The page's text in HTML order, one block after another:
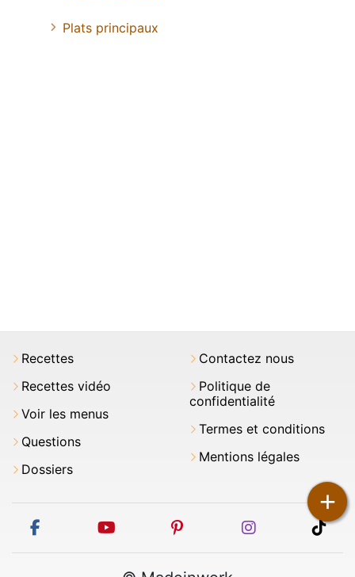
+
Plats principaux
Recettes
Recettes vidéo
Voir les menus
Questions
Dossiers
Contactez nous
Politique de
confidentialité
Termes et conditions
Mentions légales
facebook youtube pinterest instagram